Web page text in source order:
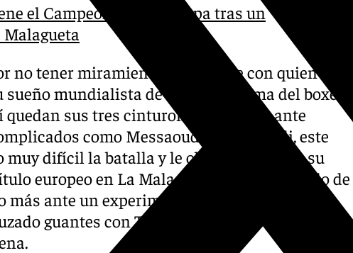
el Campeonato de Europa tras un
Malagueta
no tener miramientos y medirse con quien se le
sueño mundialista de llegar a la cima del boxeo
quedan sus tres cinturones europeos ante
como Messaoud y Messaoudi, este
muy difícil la batalla y le obligó al nulo en su
europeo en La Malagueta. Sin embargo, lo de
más ante un experimentado peso wélter que
guantes con Terence Crawford ya tiene una